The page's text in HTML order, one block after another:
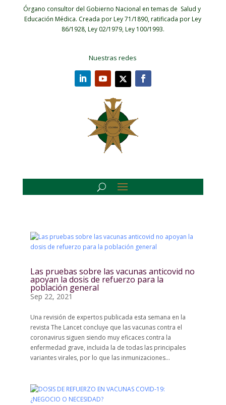
Órgano consultor del Gobierno Nacional en temas de Salud y
Educación Médica. Creada por Ley 71/1890, ratificada por Ley
86/1928, Ley 02/1979, Ley 100/1993.
Nuestras redes
Las pruebas sobre las vacunas anticovid no
apoyan la dosis de refuerzo para la
población general
Sep 22, 2021
Una revisión de expertos publicada esta semana en la
revista The Lancet concluye que las vacunas contra el
coronavirus siguen siendo muy eficaces contra la
enfermedad grave, incluida la de todas las principales
variantes virales, por lo que las inmunizaciones...